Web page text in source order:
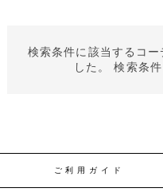
検索条件に該当するコ
した。 検索条
ご利用ガイド